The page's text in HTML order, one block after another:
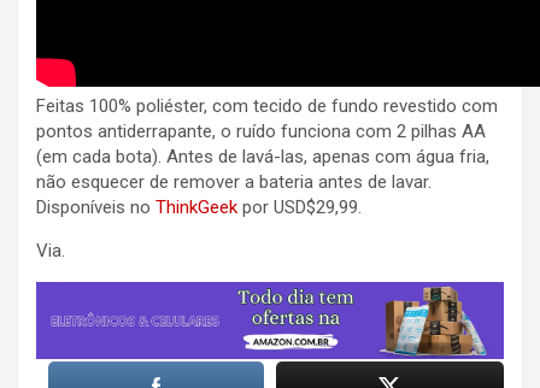
Feitas 100% poliéster, com tecido de fundo revestido com
pontos antiderrapante, o ruído funciona com 2 pilhas AA
(em cada bota). Antes de lavá-las, apenas com água fria,
não esquecer de remover a bateria antes de lavar.
Disponíveis no ThinkGeek por USD$29,99.
Via.